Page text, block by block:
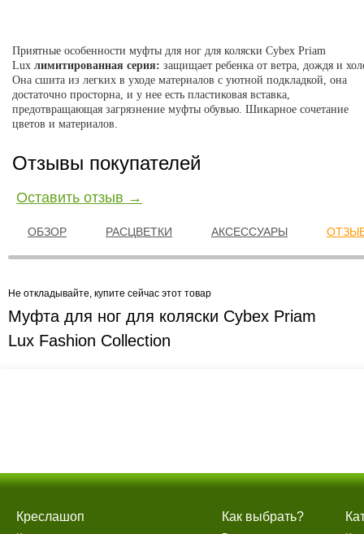
Приятные особенности муфты для ног для коляски Cybex Priam
Lux лимитированная серия: защищает ребенка от ветра, дождя и
Она сшита из легких в уходе материалов с уютной подкладкой, она
достаточно просторна, и у нее есть пластиковая вставка,
предотвращающая загрязнение муфты обувью. Шикарное сочетание
цветов и материалов.
Отзывы покупателей
Оставить отзыв →
ОБЗОР РАСЦВЕТКИ АКСЕССУАРЫ
Не откладывайте, купите сейчас этот товар
Муфта для ног для коляски Cybex Priam
Lux Fashion Collection
Креслашоп Как выбрать?